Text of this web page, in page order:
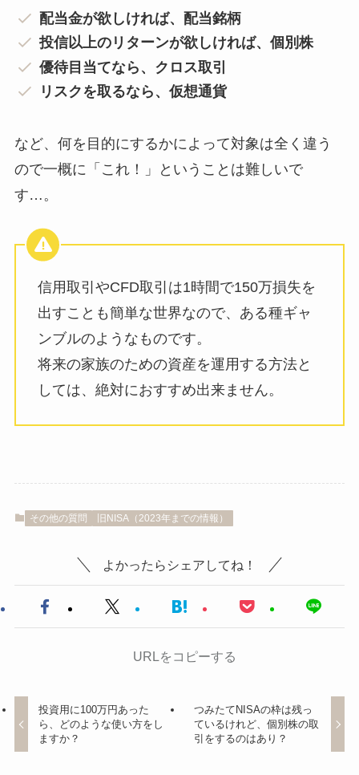
配当金が欲しければ、配当銘柄
投信以上のリターンが欲しければ、個別株
優待目当てなら、クロス取引
リスクを取るなら、仮想通貨
など、何を目的にするかによって対象は全く違う
ので一概に「これ！」ということは難しいで
す…。
信用取引やCFD取引は1時間で150万損失を
出すことも簡単な世界なので、ある種ギャ
ンブルのようなものです。
将来の家族のための資産を運用する方法と
しては、絶対におすすめ出来ません。
その他の質問 旧NISA（2023年までの情報）
よかったらシェアしてね！
URLをコピーする
投資用に100万円あった
ら、どのような使い方をし
ますか？
つみたてNISAの枠は残っ
ているけれど、個別株の取
引をするのはあり？